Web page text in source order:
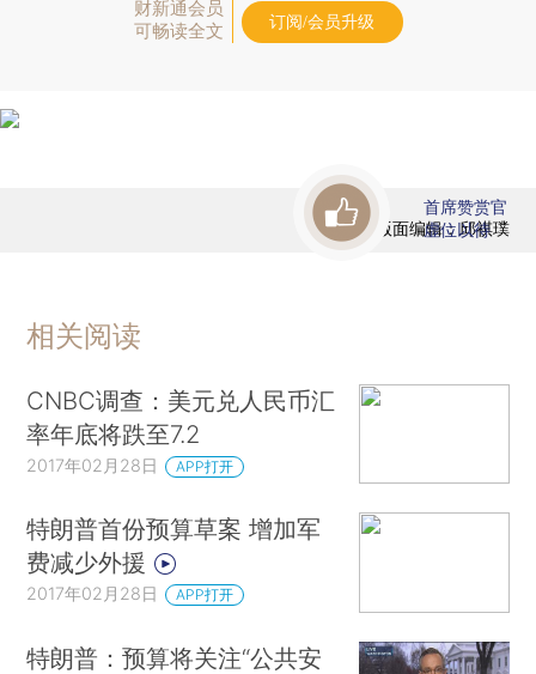
财新通会员
可畅读全文
订阅/会员升级
版面编辑：邱祺璞
首席赞赏官
虚位以待
相关阅读
CNBC调查：美元兑人民币汇
率年底将跌至7.2
2017年02月28日 APP打开
特朗普首份预算草案 增加军
费减少外援
2017年02月28日 APP打开
特朗普：预算将关注“公共安